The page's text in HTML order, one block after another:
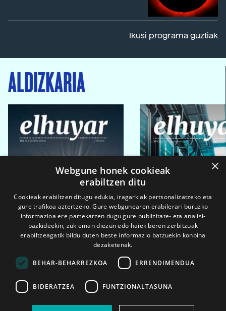
Ikusi programa guztiak
ALDIZKARIA
2026ko eka. 1a 2026ko mar. 1a
×
Webgune honek cookieak
erabiltzen ditu
Cookieak erabiltzen ditugu edukia, iragarkiak pertsonalizatzeko eta
gure trafikoa aztertzeko. Gure webgunearen erabilerari buruzko
informazioa ere partekatzen dugu gure publizitate- eta analisi-
bazkideekin, zuk eman diezun edo haiek beren zerbitzuak
erabiltzeagatik bildu duten beste informazio batzuekin konbina
dezaketenak.
BEHAR-BEHARREZKOA ERRENDIMENDUA
BIDERATZEA FUNTZIONALTASUNA